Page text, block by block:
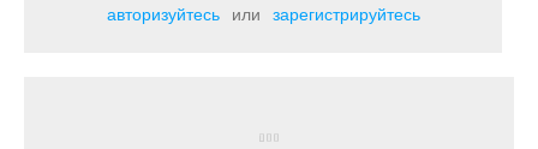
авторизуйтесь
или зарегистрируйтесь